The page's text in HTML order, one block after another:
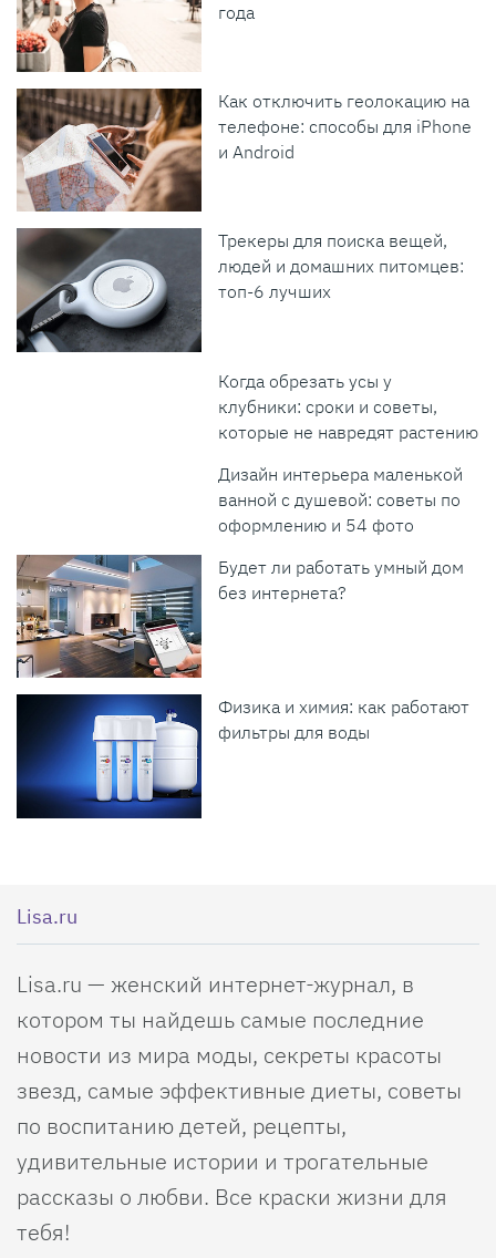
года
Как отключить геолокацию на
телефоне: способы для iPhone
и Android
Трекеры для поиска вещей,
людей и домашних питомцев:
топ-6 лучших
Когда обрезать усы у
клубники: сроки и советы,
которые не навредят растению
Дизайн интерьера маленькой
ванной с душевой: советы по
оформлению и 54 фото
Будет ли работать умный дом
без интернета?
Физика и химия: как работают
фильтры для воды
Lisa.ru
Lisa.ru — женский интернет-журнал, в
котором ты найдешь самые последние
новости из мира моды, секреты красоты
звезд, самые эффективные диеты, советы
по воспитанию детей, рецепты,
удивительные истории и трогательные
рассказы о любви. Все краски жизни для
тебя!